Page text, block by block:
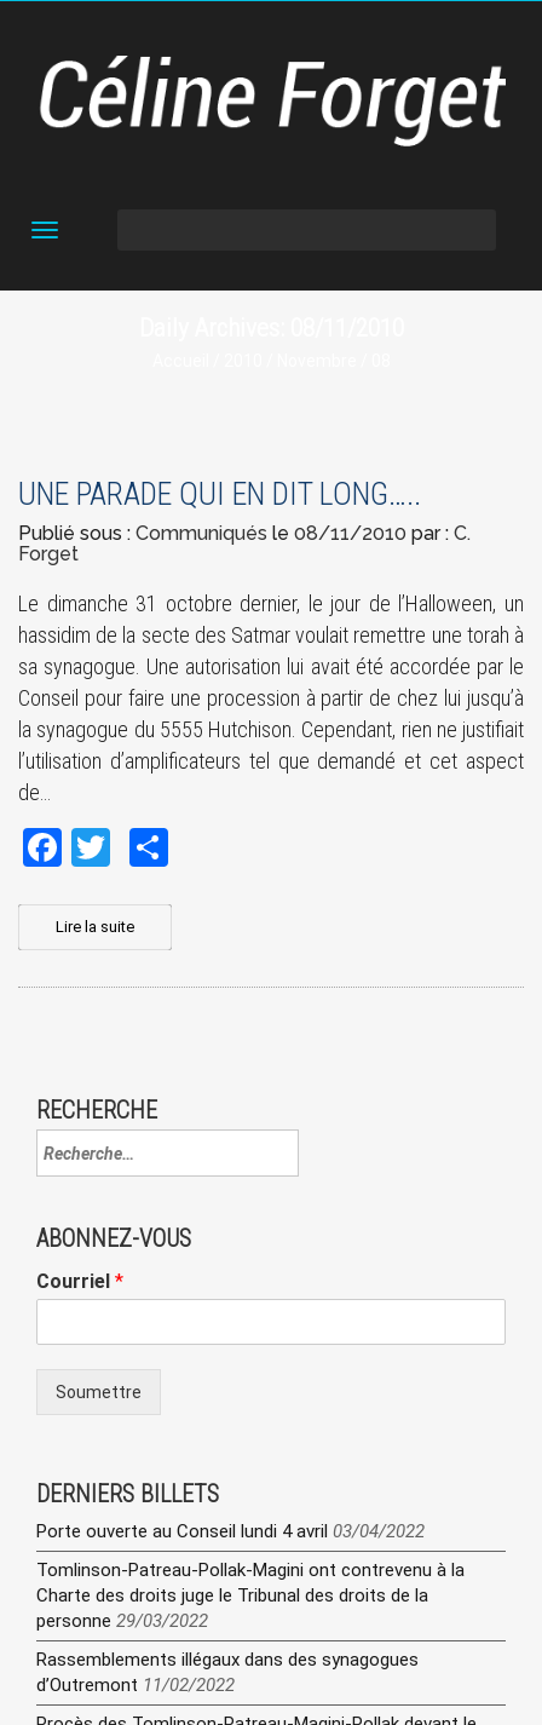
Toggle
UNE PARADE QUI EN DIT LONG…..
Publié sous : Communiqués le 08/11/2010 par : C.
Forget
Le dimanche 31 octobre dernier, le jour de l’Halloween, un
hassidim de la secte des Satmar voulait remettre une torah à
sa synagogue. Une autorisation lui avait été accordée par le
Conseil pour faire une procession à partir de chez lui jusqu’à
la synagogue du 5555 Hutchison. Cependant, rien ne justifiait
l’utilisation d’amplificateurs tel que demandé et cet aspect
de…
FacebookTwitter
Lire la suite
RECHERCHE
ABONNEZ-VOUS
Courriel *
Soumettre
DERNIERS BILLETS
Porte ouverte au Conseil lundi 4 avril 03/04/2022
Tomlinson-Patreau-Pollak-Magini ont contrevenu à la
Charte des droits juge le Tribunal des droits de la
personne 29/03/2022
Rassemblements illégaux dans des synagogues
d’Outremont 11/02/2022